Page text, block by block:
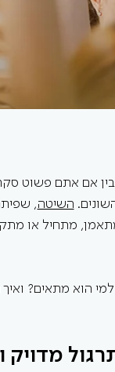
אם אתם פשוט
השיטה,
מתחיל או
הוא מתאים?
מדויק